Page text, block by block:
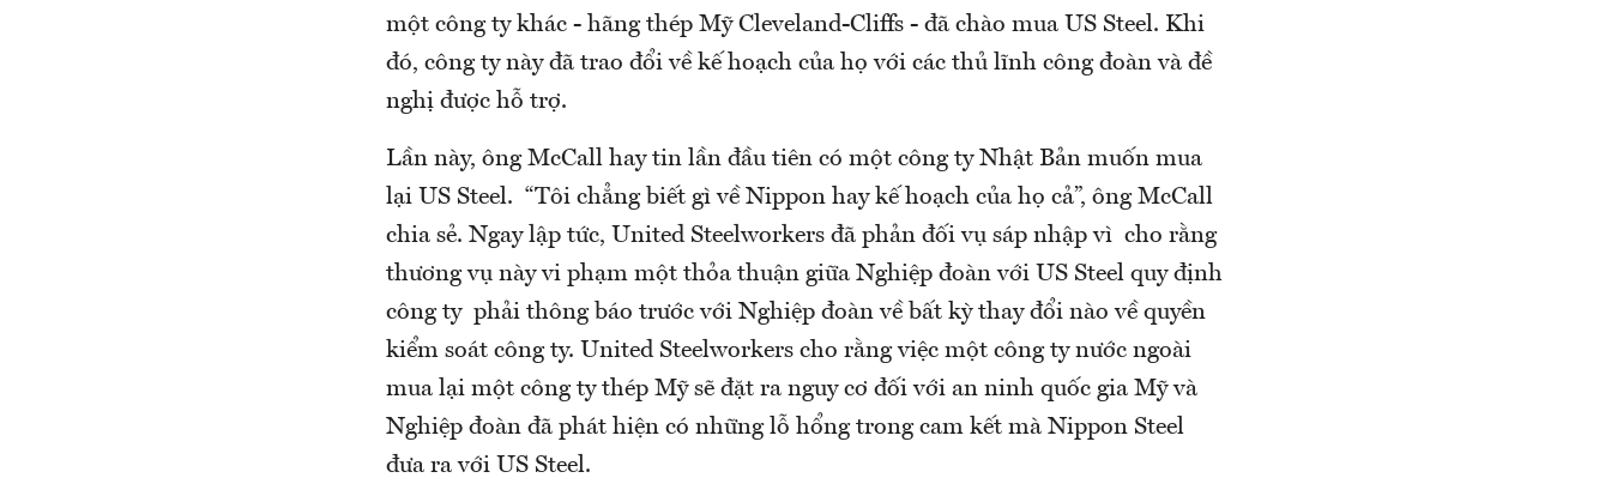
một công ty khác - hãng thép Mỹ Cleveland-Cliffs - đã chào mua US Steel. Khi
đó, công ty này đã trao đổi về kế hoạch của họ với các thủ lĩnh công đoàn và đề
nghị được hỗ trợ.
Lần này, ông McCall hay tin lần đầu tiên có một công ty Nhật Bản muốn mua
lại US Steel. “Tôi chẳng biết gì về Nippon hay kế hoạch của họ cả”, ông McCall
chia sẻ. Ngay lập tức, United Steelworkers đã phản đối vụ sáp nhập vì cho rằng
thương vụ này vi phạm một thỏa thuận giữa Nghiệp đoàn với US Steel quy định
công ty phải thông báo trước với Nghiệp đoàn về bất kỳ thay đổi nào về quyền
kiểm soát công ty. United Steelworkers cho rằng việc một công ty nước ngoài
mua lại một công ty thép Mỹ sẽ đặt ra nguy cơ đối với an ninh quốc gia Mỹ và
Nghiệp đoàn đã phát hiện có những lỗ hổng trong cam kết mà Nippon Steel
đưa ra với US Steel.